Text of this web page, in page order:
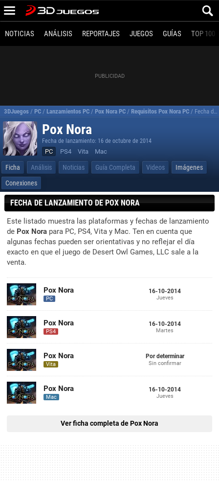
NOTICIAS ANÁLISIS REPORTAJES JUEGOS GUÍAS TOP 100
3DJuegos / PC / Lanzamientos PC / Pox Nora PC / Requisitos Pox Nora PC / Fecha de Lanzamiento de Pox Nora
Pox Nora
Fecha de lanzamiento: 16 de octubre de 2014
PC PS4 Vita Mac
Ficha Análisis Noticias Guía Completa Videos
Imágenes
Conexiones
FECHA DE LANZAMIENTO DE POX NORA
Este listado muestra las plataformas y fechas de lanzamiento
de Pox Nora para PC, PS4, Vita y Mac. Ten en cuenta que
algunas fechas pueden ser orientativas y no reflejar el día
exacto en que el juego de Desert Owl Games, LLC sale a la
venta.
Pox Nora
PC
16-10-2014
Jueves
Pox Nora
PS4
16-10-2014
Martes
Pox Nora
Vita
Por determinar
Sin confirmar
Pox Nora
Mac
16-10-2014
Jueves
Ver ficha completa de Pox Nora